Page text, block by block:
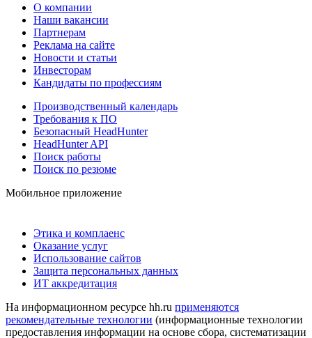
О компании
Наши вакансии
Партнерам
Реклама на сайте
Новости и статьи
Инвесторам
Кандидаты по профессиям
Производственный календарь
Требования к ПО
Безопасный HeadHunter
HeadHunter API
Поиск работы
Поиск по резюме
Мобильное приложение
Этика и комплаенс
Оказание услуг
Использование сайтов
Защита персональных данных
ИТ аккредитация
На информационном ресурсе hh.ru применяются
рекомендательные технологии (информационные технологии
предоставления информации на основе сбора, систематизации